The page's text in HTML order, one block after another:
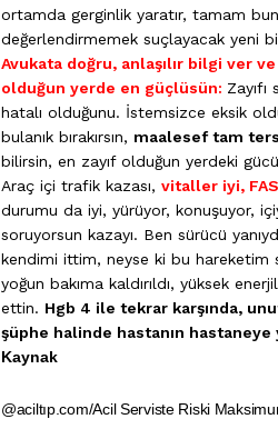
ortamda gerginlik yaratır, tamam
değerlendirmemek suçlayacak yeni
Avukata doğru, anlaşılır bilgi ver
olduğun yerde en güçlüsün:
hatalı olduğunu. İstemsizce eksik
bulanık bırakırsın, maalesef tam
bilirsin, en zayıf olduğun yerdeki
Araç içi trafik kazası, vitaller iyi,
durumu da iyi, yürüyor, konuşuyor,
soruyorsun kazayı. Ben sürücü
kendimi ittim, neyse ki bu hareketim
yoğun bakıma kaldırıldı, yüksek
ettin. Hgb 4 ile tekrar karşında,
şüphe halinde hastanın
Kaynak
@aciltıp.com/Acil Serviste Riski